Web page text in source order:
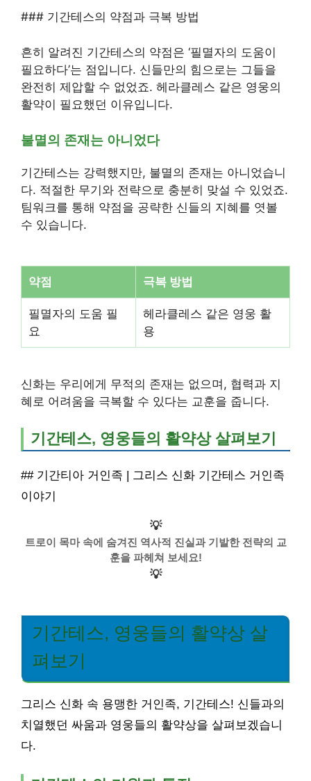
### 기간테스의 약점과 극복 방법
흔히 알려진 기간테스의 약점은 ‘필멸자의 도움이
필요하다’는 점입니다. 신들만의 힘으로는 그들을
완전히 제압할 수 없었죠. 헤라클레스 같은 영웅의
활약이 필요했던 이유입니다.
불멸의 존재는 아니었다
기간테스는 강력했지만, 불멸의 존재는 아니었습니
다. 적절한 무기와 전략으로 충분히 맞설 수 있었죠.
팀워크를 통해 약점을 공략한 신들의 지혜를 엿볼
수 있습니다.
약점 극복 방법
필멸자의 도움 필
요
헤라클레스 같은 영웅 활
용
신화는 우리에게 무적의 존재는 없으며, 협력과 지
혜로 어려움을 극복할 수 있다는 교훈을 줍니다.
기간테스, 영웅들의 활약상 살펴보기
## 기간티아 거인족 | 그리스 신화 기간테스 거인족
이야기
💡
트로이 목마 속에 숨겨진 역사적 진실과 기발한 전략의 교
훈을 파헤쳐 보세요!
💡
기간테스, 영웅들의 활약상 살
펴보기
그리스 신화 속 용맹한 거인족, 기간테스! 신들과의
치열했던 싸움과 영웅들의 활약상을 살펴보겠습니
다.